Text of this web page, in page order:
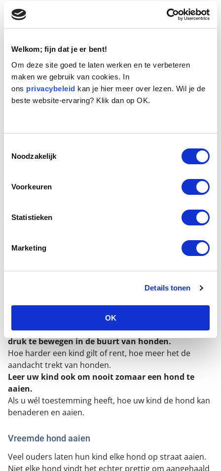
Welkom; fijn dat je er bent!
Om deze site goed te laten werken en te verbeteren
maken we gebruik van cookies. In
ons privacybeleid kan je hier meer over lezen. Wil je de
beste website-ervaring? Klik dan op OK.
Noodzakelijk
Voorkeuren
Statistieken
Marketing
Details tonen
OK
Als u om welke reden dan ook twijfelt of de hond goed
gedragstherapeut in. Deze kan samen met u bekijken
Honden horen bij ons leven en uw kind komt ze dan
straat of op de hoek van de winkel. Net als met het
verkeer, moeten kinderen regels leren voor de omgang
met vreemde honden op straat. U kunt honden leuk
straatbeeld. U bewijst uw kind een grote dienst door
hem te leren omgaan met honden.
Leer uw kind om nooit te gillen, hard te rennen of
druk te bewegen in de buurt van honden.
Hoe harder een kind gilt of rent, hoe meer het de
aandacht trekt van honden.
Leer uw kind ook om nooit zomaar een hond te
aaien.
Als u wél toestemming heeft, hoe uw kind de hond kan
benaderen en aaien.
Vreemde hond aaien
Veel ouders laten hun kind elke hond op straat aaien.
Niet elke hond vindt het echter prettig om aangehaald